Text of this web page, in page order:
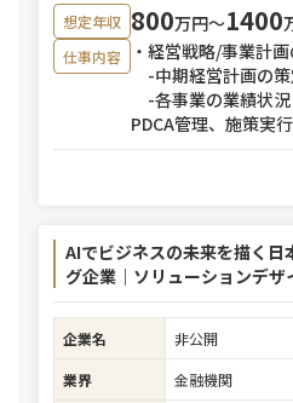
想定年収 800万円〜1400
仕事内容
・経営戦略/事業計
-中期経営計画の
-各事業の業績状況
PDCA管理、施策実
AIでビジネスの未来を描く日
グ企業｜ソリューションデザ
企業名
非公開
業界
金融機関